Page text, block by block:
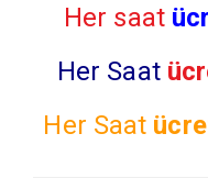
Her saat
Her Saat
Her Saat